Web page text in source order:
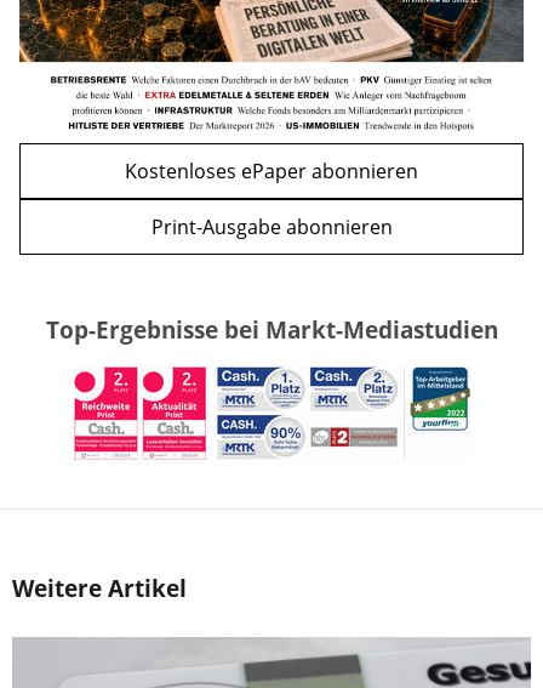
Kostenloses ePaper abonnieren
Print-Ausgabe abonnieren
Top-Ergebnisse bei Markt-Mediastudien
Weitere Artikel